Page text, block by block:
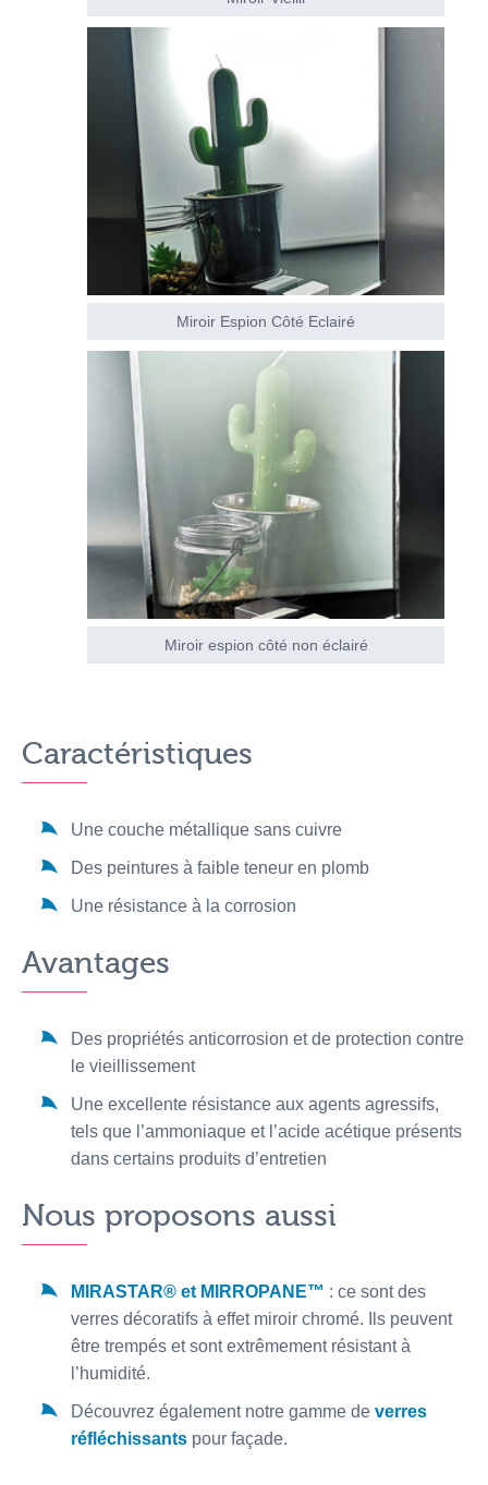
Miroir Espion Côté Eclairé
Miroir espion côté non éclairé
Caractéristiques
Une couche métallique sans cuivre
Des peintures à faible teneur en plomb
Une résistance à la corrosion
Avantages
Des propriétés anticorrosion et de protection contre
le vieillissement
Une excellente résistance aux agents agressifs,
tels que l’ammoniaque et l’acide acétique présents
dans certains produits d’entretien
Nous proposons aussi
MIRASTAR® et MIRROPANE™ : ce sont des
verres décoratifs à effet miroir chromé. Ils peuvent
être trempés et sont extrêmement résistant à
l’humidité.
Découvrez également notre gamme de verres
réfléchissants pour façade.